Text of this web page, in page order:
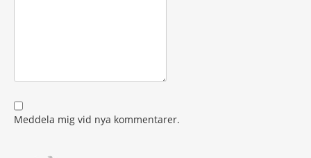
Meddela mig vid nya kommentarer.